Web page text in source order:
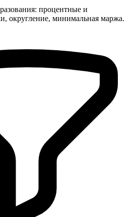
процентные и
округление, минимальная маржа.